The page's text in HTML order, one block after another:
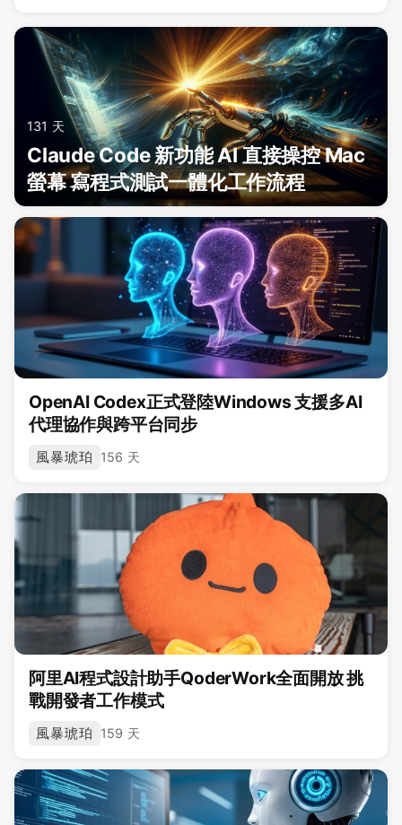
131 天
Claude Code 新功能 AI 直接操控 Mac
螢幕 寫程式測試一體化工作流程
OpenAI Codex正式登陸Windows 支援多AI
代理協作與跨平台同步
風暴琥珀 156 天
阿里AI程式設計助手QoderWork全面開放 挑
戰開發者工作模式
風暴琥珀 159 天